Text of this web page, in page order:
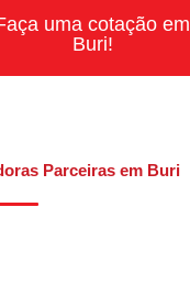
uma cotação em
Buri!
Parceiras em Buri